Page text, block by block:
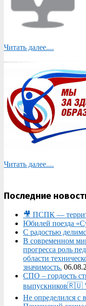
Читать далее....
Читать далее....
Последние
🎥 ПСПК —
Юбилей поезда
С радостью
В современном
прогресса роль
области
значимость.
СПО – гордость
выпускников🇷🇺
Не определился с